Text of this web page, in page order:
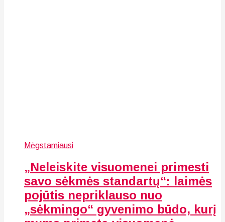
Mėgstamiausi
„Neleiskite visuomenei primesti
savo sėkmės standartų“: laimės
pojūtis nepriklauso nuo
„sėkmingo“ gyvenimo būdo, kurį